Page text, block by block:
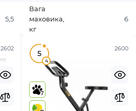
5,5
Вага
маховика,
кг
6
2602 2600
5
4
7